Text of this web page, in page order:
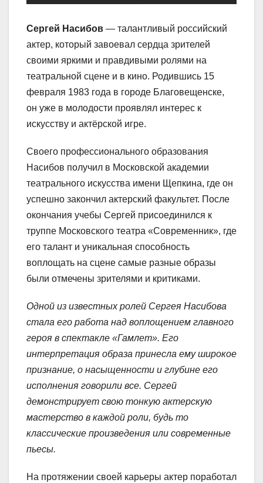
Сергей Насибов — талантливый российский
актер, который завоевал сердца зрителей
своими яркими и правдивыми ролями на
театральной сцене и в кино. Родившись 15
февраля 1983 года в городе Благовещенске,
он уже в молодости проявлял интерес к
искусству и актёрской игре.
Своего профессионального образования
Насибов получил в Московской академии
театрального искусства имени Щепкина, где он
успешно закончил актерский факультет. После
окончания учебы Сергей присоединился к
труппе Московского театра «Современник», где
его талант и уникальная способность
воплощать на сцене самые разные образы
были отмечены зрителями и критиками.
Одной из известных ролей Сергея Насибова
стала его работа над воплощением главного
героя в спектакле «Гамлет». Его
интерпретация образа принесла ему широкое
признание, о насыщенности и глубине его
исполнения говорили все. Сергей
демонстрирует свою тонкую актерскую
мастерство в каждой роли, будь то
классические произведения или современные
пьесы.
На протяжении своей карьеры актер поработал